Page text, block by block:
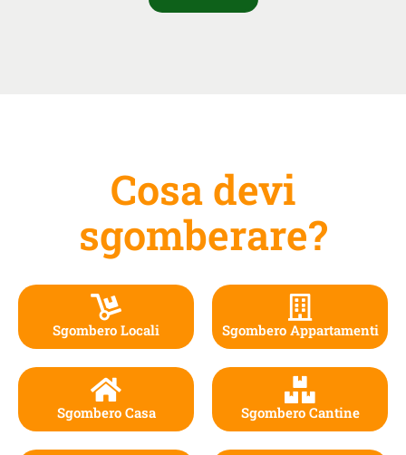
Cosa devi
sgomberare?
Sgombero Locali
Sgombero Casa
Sgombero Appartamenti
Sgombero Cantine